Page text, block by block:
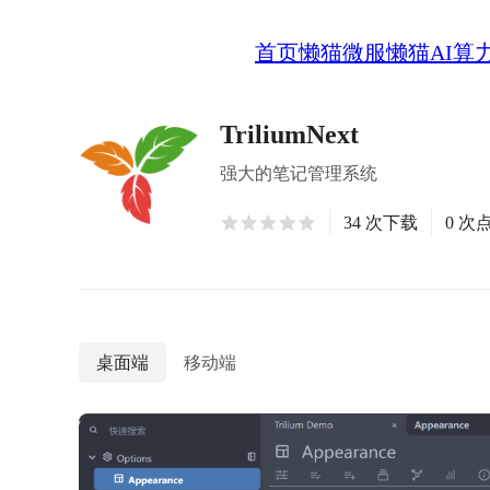
首页懒猫微服懒猫AI算
TriliumNext
强大的笔记管理系统
34 次下载 0 次
桌面端 移动端